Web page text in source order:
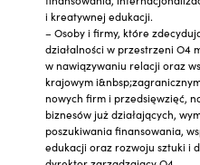
i kreatywnej edukacji.
– Osoby i firmy, które
działalności w przestrzeni O4
w nawiązywaniu relacji oraz
krajowym
nowych firm i przedsięwzięć,
biznesów już działających,
poszukiwania finansowania,
edukacji oraz rozwoju sztuki i